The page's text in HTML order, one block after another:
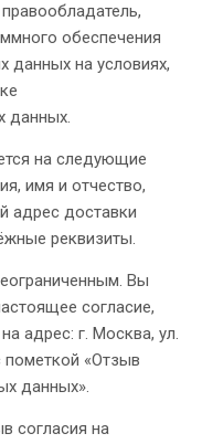
обеспечения
данных на условиях,
данных.
на следующие
имя и отчество,
адрес доставки
реквизиты.
Вы
согласие,
адрес: г. Москва, ул.
пометкой «Отзыв
данных».
согласия на